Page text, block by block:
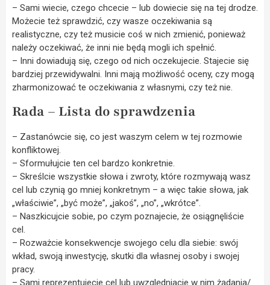
– Sami wiecie, czego chcecie – lub dowiecie się na tej drodze.
Możecie też sprawdzić, czy wasze oczekiwania są
realistyczne, czy też musicie coś w nich zmienić, ponieważ
należy oczekiwać, że inni nie będą mogli ich spełnić.
– Inni dowiadują się, czego od nich oczekujecie. Stajecie się
bardziej przewidywalni. Inni mają możliwość oceny, czy mogą
zharmonizować te oczekiwania z własnymi, czy też nie.
Rada – Lista do sprawdzenia
– Zastanówcie się, co jest waszym celem w tej rozmowie
konfliktowej.
– Sformułujcie ten cel bardzo konkretnie.
– Skreślcie wszystkie słowa i zwroty, które rozmywają wasz
cel lub czynią go mniej konkretnym – a więc takie słowa, jak
„właściwie”, „być może”, „jakoś”, „no”, „wkrótce”.
– Naszkicujcie sobie, po czym poznajecie, że osiągnęliście
cel.
– Rozważcie konsekwencje swojego celu dla siebie: swój
wkład, swoją inwestycję, skutki dla własnej osoby i swojej
pracy.
– Sami reprezentujecie cel lub uwzględniacie w nim żądania/